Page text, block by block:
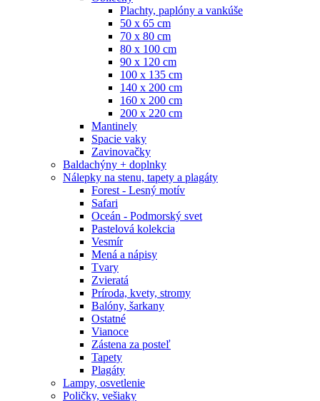
Plachty, paplóny a vankúše
50 x 65 cm
70 x 80 cm
80 x 100 cm
90 x 120 cm
100 x 135 cm
140 x 200 cm
160 x 200 cm
200 x 220 cm
Mantinely
Spacie vaky
Zavinovačky
Baldachýny + doplnky
Nálepky na stenu, tapety a plagáty
Forest - Lesný motív
Safari
Oceán - Podmorský svet
Pastelová kolekcia
Vesmír
Mená a nápisy
Tvary
Zvieratá
Príroda, kvety, stromy
Balóny, šarkany
Ostatné
Vianoce
Zástena za posteľ
Tapety
Plagáty
Lampy, osvetlenie
Poličky, vešiaky